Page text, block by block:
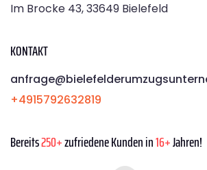
Im Brocke 43, 33649 Bielefeld
KONTAKT
+4915792632819
Bereits250+zufriedene Kunden in16+Jahren!